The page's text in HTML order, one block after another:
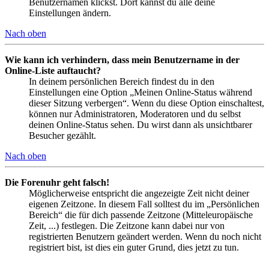
Benutzernamen klickst. Dort kannst du alle deine
Einstellungen ändern.
Nach oben
Wie kann ich verhindern, dass mein Benutzername in der
Online-Liste auftaucht?
In deinem persönlichen Bereich findest du in den
Einstellungen eine Option „Meinen Online-Status während
dieser Sitzung verbergen“. Wenn du diese Option einschaltest,
können nur Administratoren, Moderatoren und du selbst
deinen Online-Status sehen. Du wirst dann als unsichtbarer
Besucher gezählt.
Nach oben
Die Forenuhr geht falsch!
Möglicherweise entspricht die angezeigte Zeit nicht deiner
eigenen Zeitzone. In diesem Fall solltest du im „Persönlichen
Bereich“ die für dich passende Zeitzone (Mitteleuropäische
Zeit, ...) festlegen. Die Zeitzone kann dabei nur von
registrierten Benutzern geändert werden. Wenn du noch nicht
registriert bist, ist dies ein guter Grund, dies jetzt zu tun.